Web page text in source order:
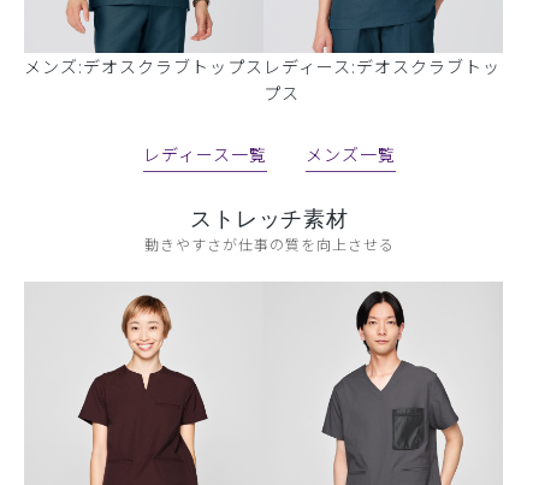
メンズ:デオスクラブトップス レディース:デオスクラブトッ
プス
レディース一覧 メンズ一覧
ストレッチ素材
動きやすさが仕事の質を向上させる